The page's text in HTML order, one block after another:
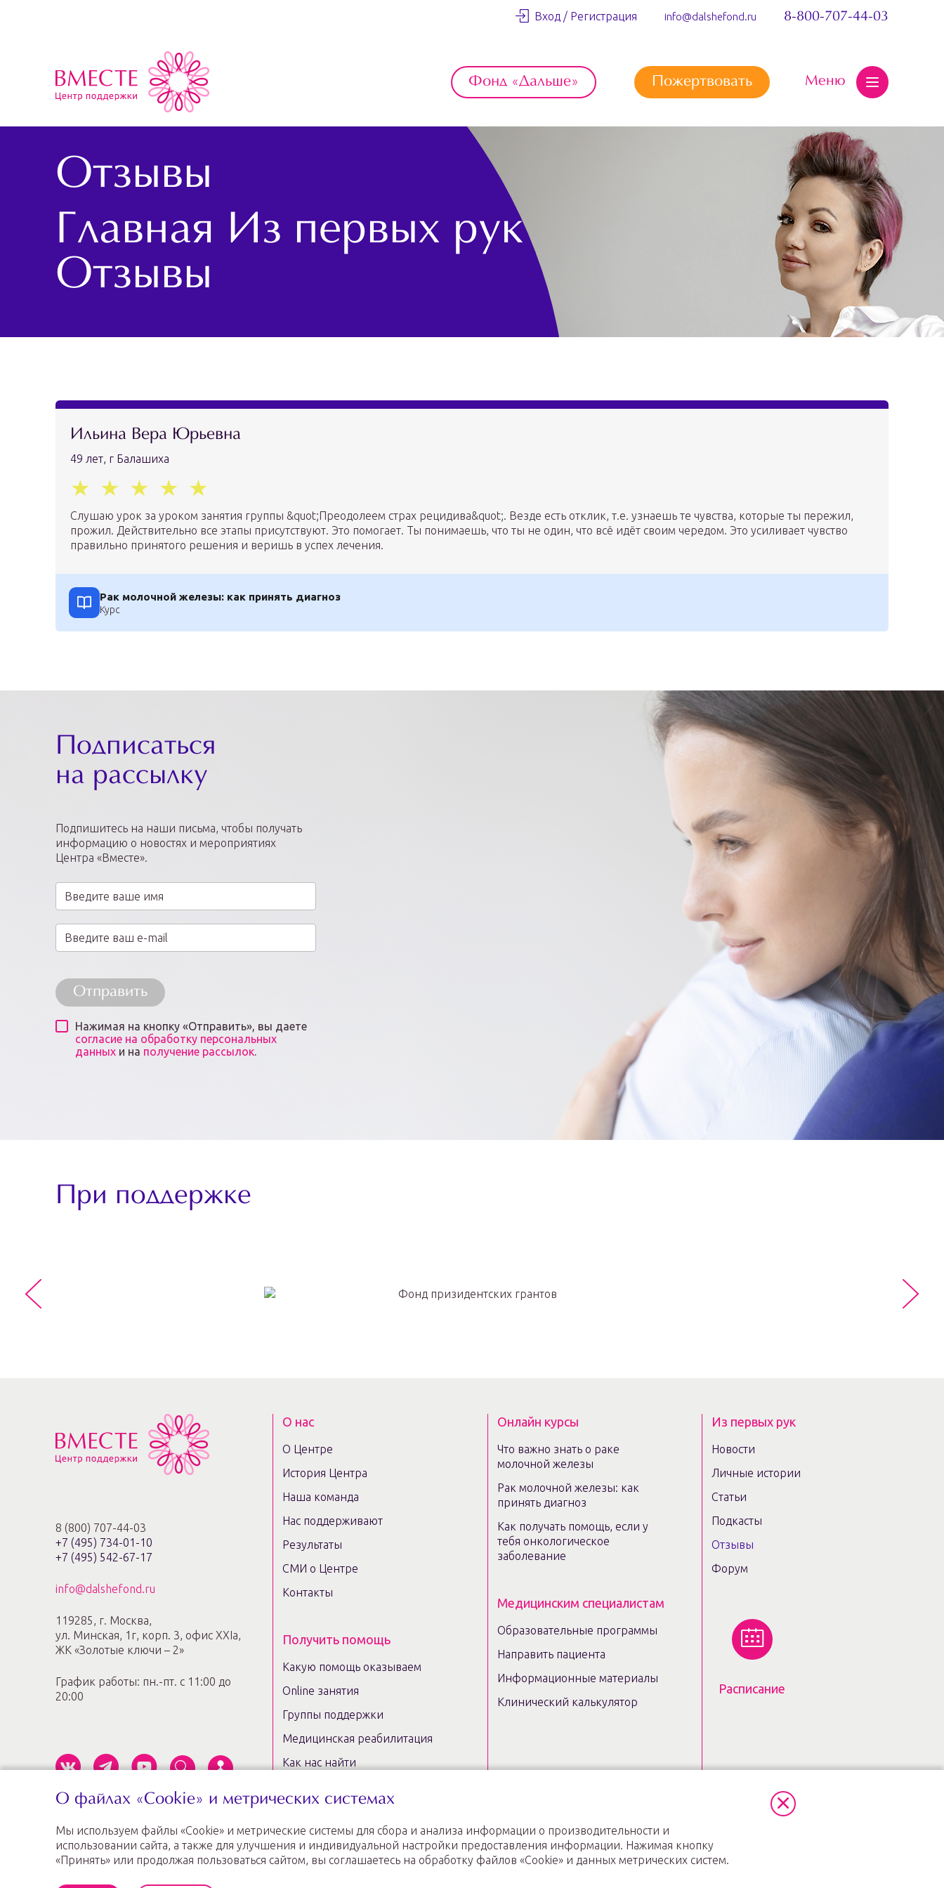
Вход / Регистрация info@dalshefond.ru 8-800-707-44-03
Фонд «Дальше» Пожертвовать Меню
Отзывы
Главная Из первых рук
Отзывы
Ильина Вера Юрьевна
49 лет, г Балашиха
Слушаю урок за уроком занятия группы &quot;Преодолеем страх рецидива&quot;. Везде есть отклик, т.е. узнаешь те чувства, которые ты пережил,
прожил. Действительно все этапы присутствуют. Это помогает. Ты понимаешь, что ты не один, что всё идёт своим чередом. Это усиливает чувство
правильно принятого решения и веришь в успех лечения.
Рак молочной железы: как принять диагноз
Курс
Подписаться
на рассылку
Подпишитесь на наши письма, чтобы получать
информацию о новостях и мероприятиях
Центра «Вместе».
Отправить
Нажимая на кнопку «Отправить», вы даете
согласие на обработку персональных
данных и на получение рассылок.
При поддержке
8 (800) 707-44-03
+7 (495) 734-01-10
+7 (495) 542-67-17
info@dalshefond.ru
119285, г. Москва,
ул. Минская, 1г, корп. 3, офис ХХIa,
ЖК «Золотые ключи – 2»
График работы: пн.-пт. с 11:00 до
20:00
Информация, предоставленная на
сайте, не может быть использована для
постановки диагноза, назначения лечения и
О нас
О Центре
История Центра
Наша команда
Нас поддерживают
Результаты
СМИ о Центре
Контакты
Получить помощь
Какую помощь оказываем
Online занятия
Группы поддержки
Медицинская реабилитация
Как нас найти
Сопровождение при
трудоустройстве
Онлайн курсы
Что важно знать о раке
молочной железы
Рак молочной железы: как
принять диагноз
Как получать помощь, если у
тебя онкологическое
заболевание
Медицинским специалистам
Образовательные программы
Направить пациента
Информационные материалы
Клинический калькулятор
Из первых рук
Новости
Личные истории
Статьи
Подкасты
Отзывы
Форум
Расписание
Политика в отношении
персональных данных
О файлах «Cookie» и метрических системах
Мы используем файлы «Cookie» и метрические системы для сбора и анализа информации о производительности и
использовании сайта, а также для улучшения и индивидуальной настройки предоставления информации. Нажимая кнопку
«Принять» или продолжая пользоваться сайтом, вы соглашаетесь на обработку файлов «Cookie» и данных метрических систем.